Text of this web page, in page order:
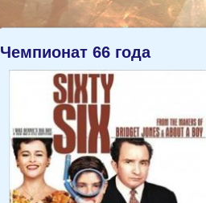
Чемпионат 66 года